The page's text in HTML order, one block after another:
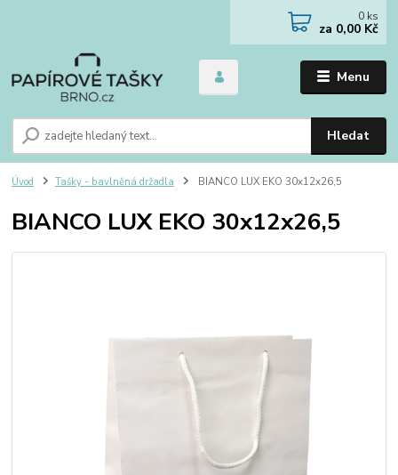
Menu
Hledat
0 ks
za 0,00 Kč
Úvod Tašky - bavlněná držadla BIANCO LUX EKO 30x12x26,5
BIANCO LUX EKO 30x12x26,5